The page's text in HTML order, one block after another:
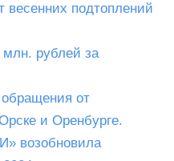
весенних подтоплений
рублей за
от
и Оренбурге.
возобновила